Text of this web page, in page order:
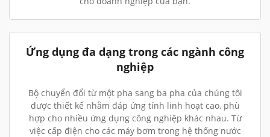
Ứng dụng đa dạng trong các ngành công
nghiệp
Bộ chuyển đổi từ một pha sang ba pha của chúng tôi
được thiết kế nhằm đáp ứng tính linh hoạt cao, phù
hợp cho nhiều ứng dụng công nghiệp khác nhau. Từ
việc cấp điện cho các máy bơm trong hệ thống nước